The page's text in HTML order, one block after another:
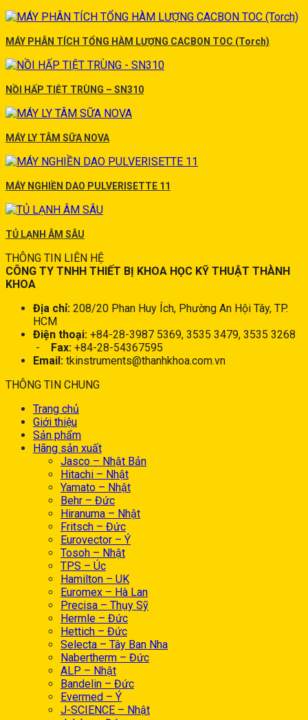
MÁY PHÂN TÍCH TỔNG HÀM LƯỢNG CACBON TOC (Torch)
NỒI HẤP TIỆT TRÙNG – SN310
MÁY LY TÂM SỮA NOVA
MÁY NGHIỀN DAO PULVERISETTE 11
TỦ LẠNH ÂM SÂU
THÔNG TIN LIÊN HỆ
CÔNG TY TNHH THIẾT BỊ KHOA HỌC KỸ THUẬT THÀNH
KHOA
Địa chỉ: 208/20 Phan Huy Ích, Phường An Hội Tây, TP.
HCM
Điện thoại: +84-28-3987 5369, 3535 3479, 3535 3268
-
Fax: +84-28-54367595
Email: tkinstruments@thanhkhoa.com.vn
THÔNG TIN CHUNG
Trang chủ
Giới thiệu
Sản phẩm
Hãng sản xuất
Jasco – Nhật Bản
Hitachi – Nhật
Yamato – Nhật
Behr – Đức
Hiranuma – Nhật
Fritsch – Đức
Eurovector – Ý
Tosoh – Nhật
TPS – Úc
Hamilton – UK
Euromex – Hà Lan
Precisa – Thụy Sỹ
Hermle – Đức
Hettich – Đức
Selecta – Tây Ban Nha
Nabertherm – Đức
ALP – Nhật
Bandelin – Đức
Evermed – Ý
J-SCIENCE – Nhật